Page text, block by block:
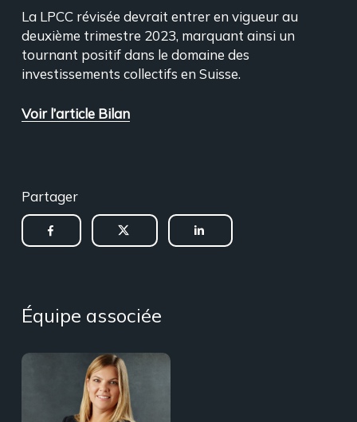
La LPCC révisée devrait entrer en vigueur au
deuxième trimestre 2023, marquant ainsi un
tournant positif dans le domaine des
investissements collectifs en Suisse.
Voir l’article Bilan
Partager
Équipe associée